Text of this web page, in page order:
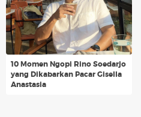
10 Momen Ngopi Rino Soedarjo
yang Dikabarkan Pacar Gisella
Anastasia